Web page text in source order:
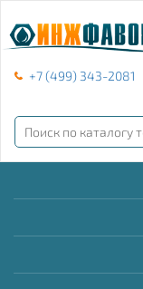
+7 (499) 343-2081